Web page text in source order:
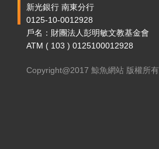
新光銀行 南東分行
0125-10-0012928
戶名：財團法人彭明敏文教基金會
ATM ( 103 ) 0125100012928
Copyright@2017 鯨魚網站 版權所有